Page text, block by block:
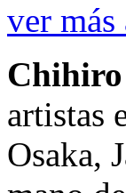
ver más
artistas
Osaka,